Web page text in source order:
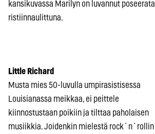
kansikuvassa Marilyn on luvannut poseerata
ristiinnaulittuna.
Little Richard
Musta mies 50-luvulla umpirasistisessa
Louisianassa meikkaa, ei peittele
kiinnostustaan poikiin ja tilttaa paholaisen
musiikkia. Joidenkin mielestä rock´n´rollin